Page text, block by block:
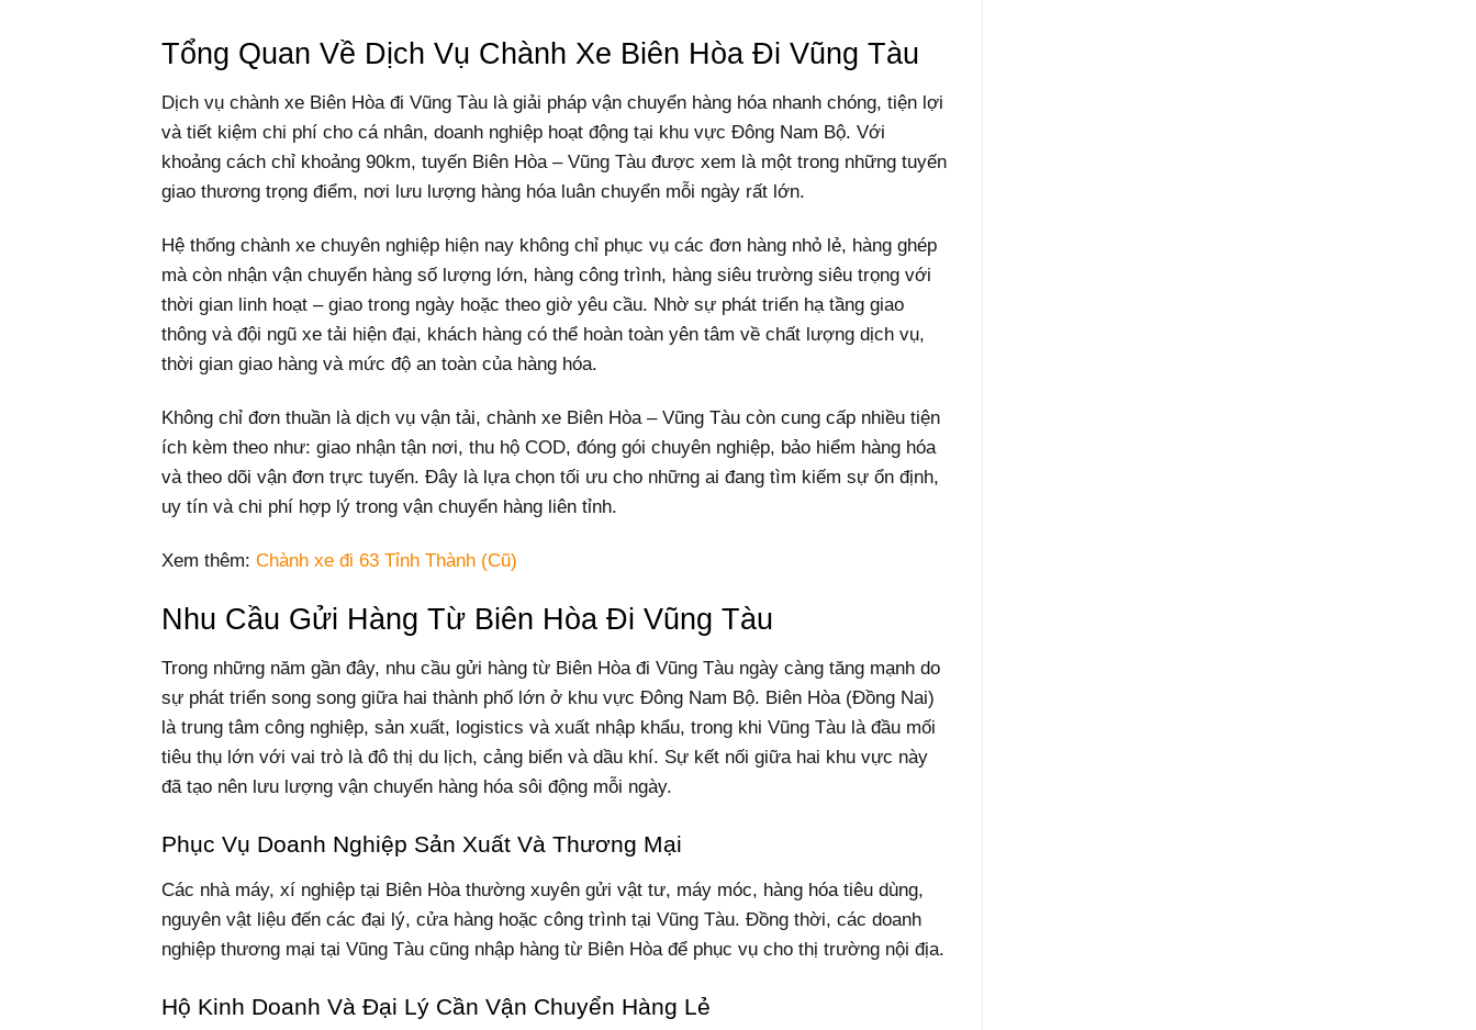
Tổng Quan Về Dịch Vụ Chành Xe Biên Hòa Đi Vũng Tàu
Dịch vụ chành xe Biên Hòa đi Vũng Tàu là giải pháp vận chuyển hàng hóa nhanh chóng, tiện lợi
và tiết kiệm chi phí cho cá nhân, doanh nghiệp hoạt động tại khu vực Đông Nam Bộ. Với
khoảng cách chỉ khoảng 90km, tuyến Biên Hòa – Vũng Tàu được xem là một trong những tuyến
giao thương trọng điểm, nơi lưu lượng hàng hóa luân chuyển mỗi ngày rất lớn.
Hệ thống chành xe chuyên nghiệp hiện nay không chỉ phục vụ các đơn hàng nhỏ lẻ, hàng ghép
mà còn nhận vận chuyển hàng số lượng lớn, hàng công trình, hàng siêu trường siêu trọng với
thời gian linh hoạt – giao trong ngày hoặc theo giờ yêu cầu. Nhờ sự phát triển hạ tầng giao
thông và đội ngũ xe tải hiện đại, khách hàng có thể hoàn toàn yên tâm về chất lượng dịch vụ,
thời gian giao hàng và mức độ an toàn của hàng hóa.
Không chỉ đơn thuần là dịch vụ vận tải, chành xe Biên Hòa – Vũng Tàu còn cung cấp nhiều tiện
ích kèm theo như: giao nhận tận nơi, thu hộ COD, đóng gói chuyên nghiệp, bảo hiểm hàng hóa
và theo dõi vận đơn trực tuyến. Đây là lựa chọn tối ưu cho những ai đang tìm kiếm sự ổn định,
uy tín và chi phí hợp lý trong vận chuyển hàng liên tỉnh.
Xem thêm: Chành xe đi 63 Tỉnh Thành (Cũ)
Nhu Cầu Gửi Hàng Từ Biên Hòa Đi Vũng Tàu
Trong những năm gần đây, nhu cầu gửi hàng từ Biên Hòa đi Vũng Tàu ngày càng tăng mạnh do
sự phát triển song song giữa hai thành phố lớn ở khu vực Đông Nam Bộ. Biên Hòa (Đồng Nai)
là trung tâm công nghiệp, sản xuất, logistics và xuất nhập khẩu, trong khi Vũng Tàu là đầu mối
tiêu thụ lớn với vai trò là đô thị du lịch, cảng biển và dầu khí. Sự kết nối giữa hai khu vực này
đã tạo nên lưu lượng vận chuyển hàng hóa sôi động mỗi ngày.
Phục Vụ Doanh Nghiệp Sản Xuất Và Thương Mại
Các nhà máy, xí nghiệp tại Biên Hòa thường xuyên gửi vật tư, máy móc, hàng hóa tiêu dùng,
nguyên vật liệu đến các đại lý, cửa hàng hoặc công trình tại Vũng Tàu. Đồng thời, các doanh
nghiệp thương mại tại Vũng Tàu cũng nhập hàng từ Biên Hòa để phục vụ cho thị trường nội địa.
Hộ Kinh Doanh Và Đại Lý Cần Vận Chuyển Hàng Lẻ